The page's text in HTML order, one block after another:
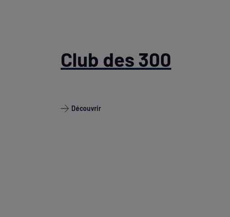
Club des 300
Découvrir